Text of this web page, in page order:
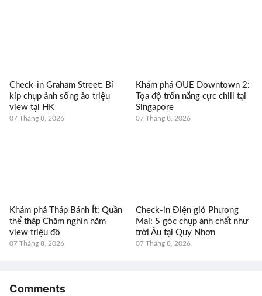
Check-in Graham Street: Bí
kíp chụp ảnh sống ảo triệu
view tại HK
07 Tháng 8, 2026
Khám phá OUE Downtown 2:
Tọa độ trốn nắng cực chill tại
Singapore
07 Tháng 8, 2026
Khám phá Tháp Bánh Ít: Quần
thể tháp Chăm nghìn năm
view triệu đô
07 Tháng 8, 2026
Check-in Điện gió Phương
Mai: 5 góc chụp ảnh chất như
trời Âu tại Quy Nhơn
07 Tháng 8, 2026
Comments